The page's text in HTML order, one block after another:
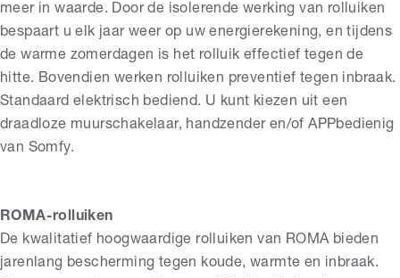
meer in waarde. Door de isolerende werking van rolluiken
bespaart u elk jaar weer op uw energierekening, en tijdens
de warme zomerdagen is het rolluik effectief tegen de
hitte. Bovendien werken rolluiken preventief tegen inbraak.
Standaard elektrisch bediend. U kunt kiezen uit een
draadloze muurschakelaar, handzender en/of APPbedienig
van Somfy.
ROMA-rolluiken
De kwalitatief hoogwaardige rolluiken van ROMA bieden
jarenlang bescherming tegen koude, warmte en inbraak.